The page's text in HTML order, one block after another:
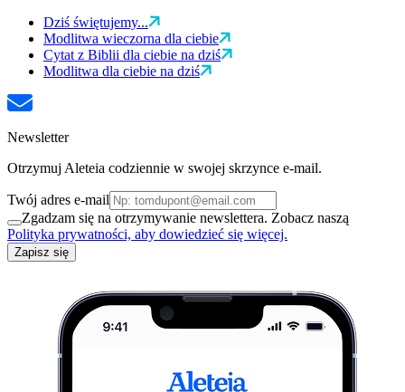
Dziś świętujemy...
Modlitwa wieczorna dla ciebie
Cytat z Biblii dla ciebie na dziś
Modlitwa dla ciebie na dziś
Newsletter
Otrzymuj Aleteia codziennie w swojej skrzynce e-mail.
Twój adres e-mail
Zgadzam się na otrzymywanie newslettera. Zobacz naszą
Polityka prywatności, aby dowiedzieć się więcej.
Zapisz się